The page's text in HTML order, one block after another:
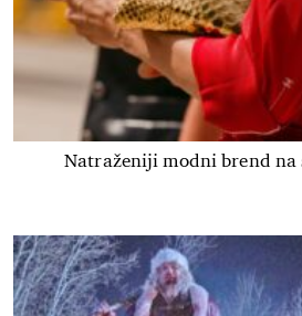
Natraženiji modni brend na